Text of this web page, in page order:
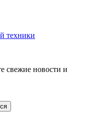
техники
свежие новости и